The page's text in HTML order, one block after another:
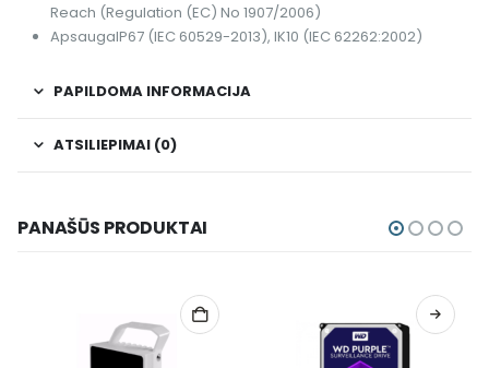
Reach (Regulation (EC) No 1907/2006)
ApsaugaIP67 (IEC 60529-2013), IK10 (IEC 62262:2002)
PAPILDOMA INFORMACIJA
ATSILIEPIMAI (0)
PANAŠŪS PRODUKTAI